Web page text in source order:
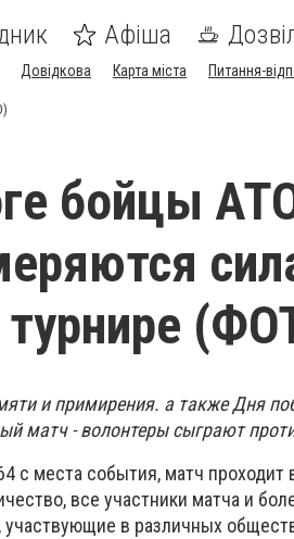
Афіша
Довідкова Карта міста Питання-
бойцы
и примирения. а также Дня
матч - волонтеры сыграют
с места события, матч
все участники матча и
в различных